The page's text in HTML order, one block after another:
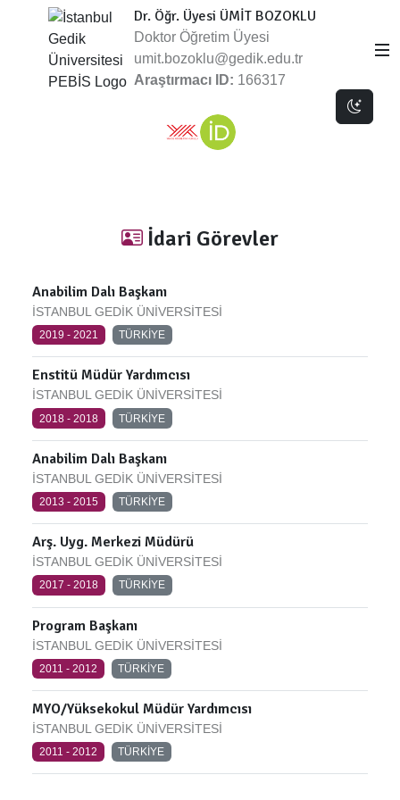
Dark
Dr. Öğr. Üyesi ÜMİT BOZOKLU
Doktor Öğretim Üyesi
umit.bozoklu@gedik.edu.tr
Araştırmacı ID: 166317
İdari Görevler
Anabilim Dalı Başkanı
İSTANBUL GEDİK ÜNİVERSİTESİ
2019 - 2021 TÜRKİYE
Enstitü Müdür Yardımcısı
İSTANBUL GEDİK ÜNİVERSİTESİ
2018 - 2018 TÜRKİYE
Anabilim Dalı Başkanı
İSTANBUL GEDİK ÜNİVERSİTESİ
2013 - 2015 TÜRKİYE
Arş. Uyg. Merkezi Müdürü
İSTANBUL GEDİK ÜNİVERSİTESİ
2017 - 2018 TÜRKİYE
Program Başkanı
İSTANBUL GEDİK ÜNİVERSİTESİ
2011 - 2012 TÜRKİYE
MYO/Yüksekokul Müdür Yardımcısı
İSTANBUL GEDİK ÜNİVERSİTESİ
2011 - 2012 TÜRKİYE